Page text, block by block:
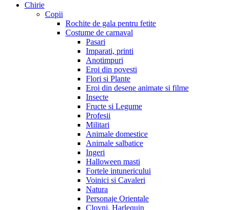
Chirie
Copii
Rochite de gala pentru fetite
Costume de carnaval
Pasari
Imparati, printi
Anotimpuri
Eroi din povesti
Flori si Plante
Eroi din desene animate si filme
Insecte
Fructe si Legume
Profesii
Militari
Animale domestice
Animale salbatice
Ingeri
Halloween masti
Fortele intunericului
Voinici si Cavaleri
Natura
Personaje Orientale
Clovni, Harlequin